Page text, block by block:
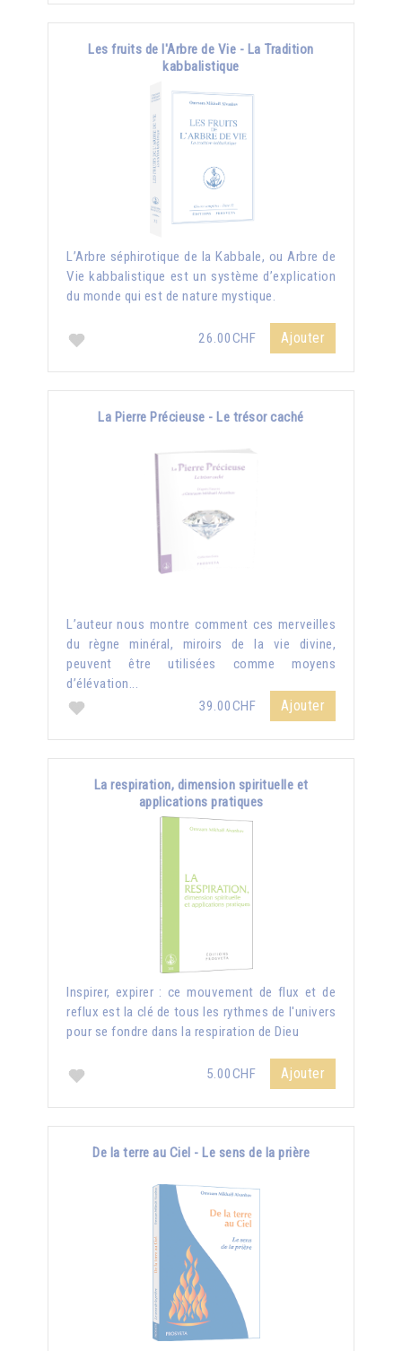
Les fruits de l'Arbre de Vie - La Tradition
kabbalistique
L’Arbre séphirotique de la Kabbale, ou Arbre de
Vie kabbalistique est un système d’explication
du monde qui est de nature mystique.
26.00CHF Ajouter
La Pierre Précieuse - Le trésor caché
L’auteur nous montre comment ces merveilles
du règne minéral, miroirs de la vie divine,
peuvent être utilisées comme moyens
d’élévation...
39.00CHF
Ajouter
La respiration, dimension spirituelle et
applications pratiques
Inspirer, expirer : ce mouvement de flux et de
reflux est la clé de tous les rythmes de l'univers
pour se fondre dans la respiration de Dieu
5.00CHF Ajouter
De la terre au Ciel - Le sens de la prière